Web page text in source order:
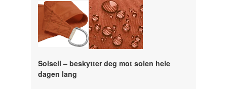
Solseil – beskytter deg mot solen hele
dagen lang